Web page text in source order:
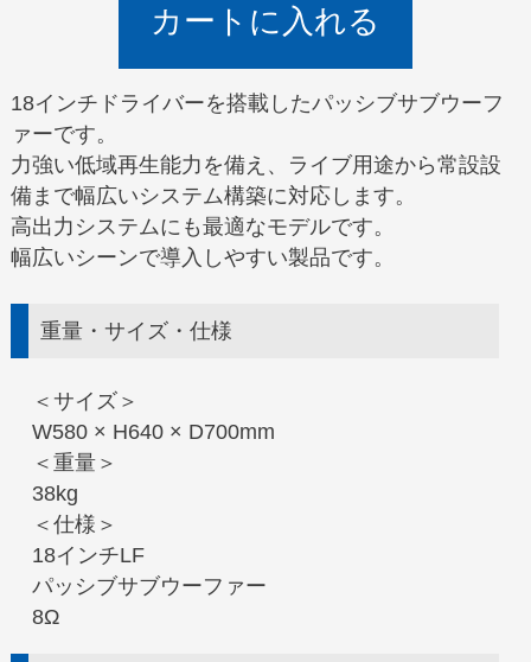
カートに入れる
18インチドライバーを搭載したパッシブサブウーフ
ァーです。
力強い低域再生能力を備え、ライブ用途から常設設
備まで幅広いシステム構築に対応します。
高出力システムにも最適なモデルです。
幅広いシーンで導入しやすい製品です。
重量・サイズ・仕様
＜サイズ＞
W580 × H640 × D700mm
＜重量＞
38kg
＜仕様＞
18インチLF
パッシブサブウーファー
8Ω